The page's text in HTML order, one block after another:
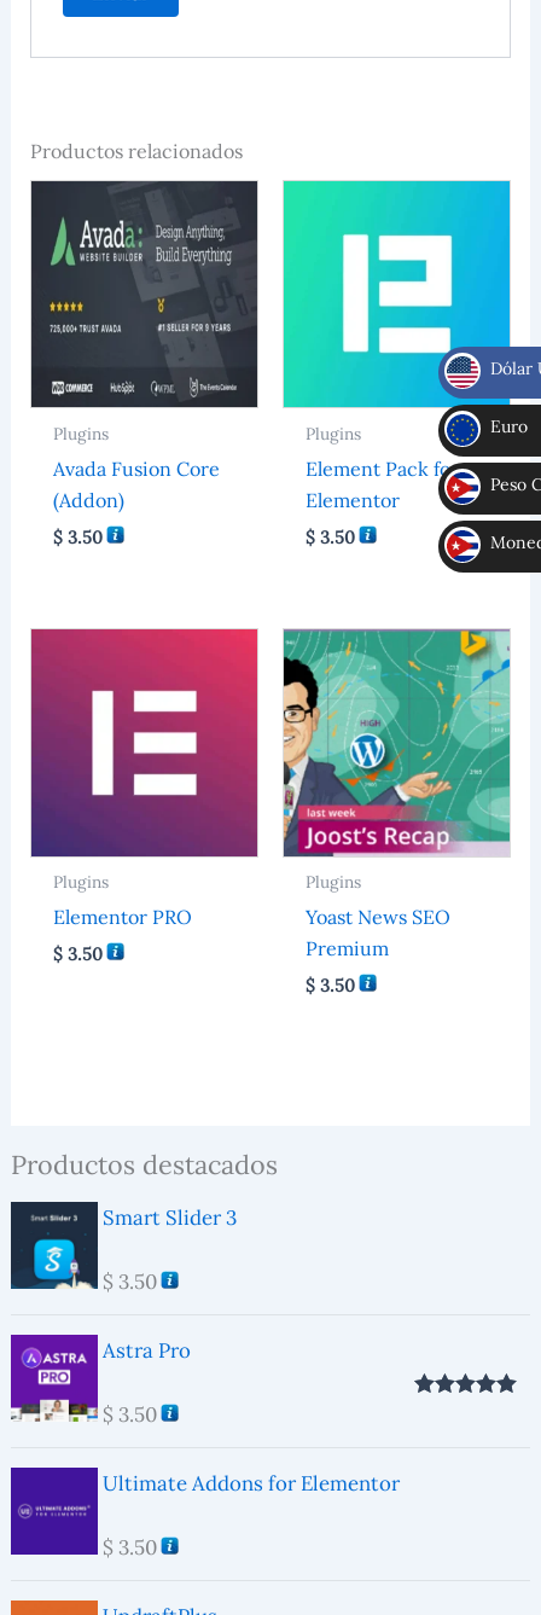
Productos relacionados
Plugins
Avada Fusion Core
(Addon)
$3.50
Plugins
Element Pack for
Elementor
$ 3.50
Plugins
Elementor PRO
$3.50
Plugins
Yoast News SEO
Premium
$ 3.50
Productos destacados
Smart Slider 3
$3.50
Astra Pro
$3.50
Ultimate Addons for Elementor
$3.50
$
Dólar
€
Euro
CUP
Peso
MLC